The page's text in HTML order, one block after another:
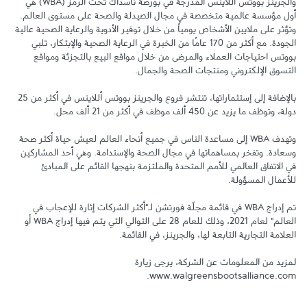
www.walgreensbootsalliance.com.